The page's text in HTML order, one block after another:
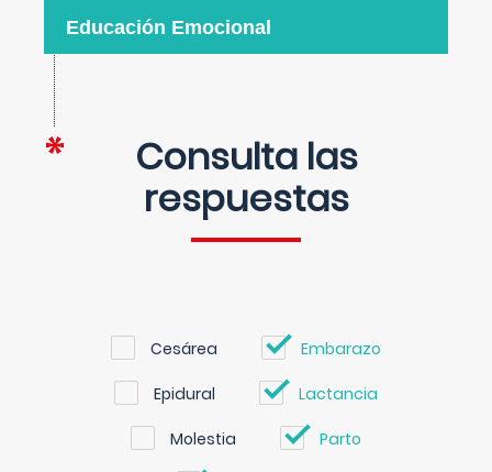
Educación Emocional
Consulta las
respuestas
Cesárea Embarazo
Epidural Lactancia
Molestia Parto